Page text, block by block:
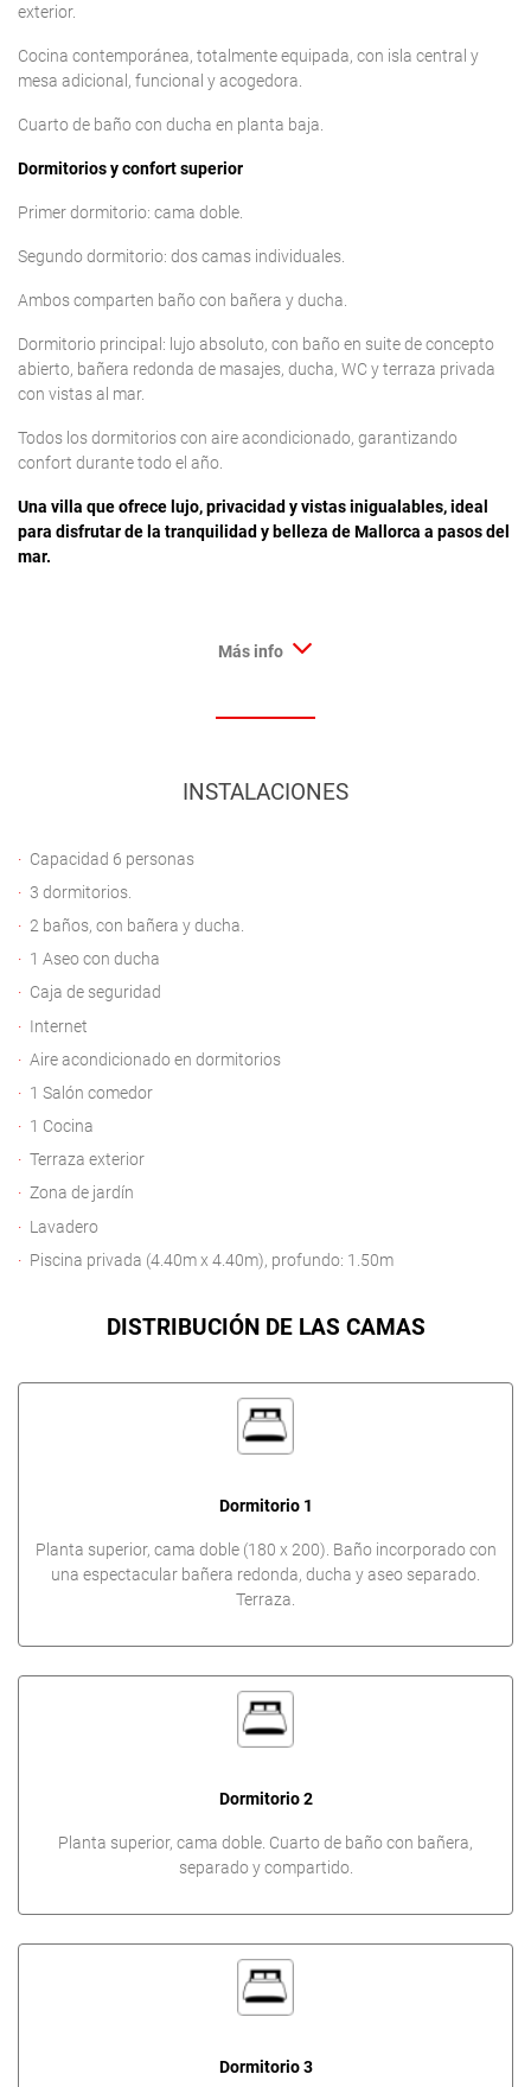
exterior.
Cocina contemporánea, totalmente equipada, con isla central y
mesa adicional, funcional y acogedora.
Cuarto de baño con ducha en planta baja.
Dormitorios y confort superior
Primer dormitorio: cama doble.
Segundo dormitorio: dos camas individuales.
Ambos comparten baño con bañera y ducha.
Dormitorio principal: lujo absoluto, con baño en suite de concepto
abierto, bañera redonda de masajes, ducha, WC y terraza privada
con vistas al mar.
Todos los dormitorios con aire acondicionado, garantizando
confort durante todo el año.
Una villa que ofrece lujo, privacidad y vistas inigualables, ideal
para disfrutar de la tranquilidad y belleza de Mallorca a pasos del
mar.
Más info
INSTALACIONES
Capacidad 6 personas
3 dormitorios.
2 baños, con bañera y ducha.
1 Aseo con ducha
Caja de seguridad
Internet
Aire acondicionado en dormitorios
1 Salón comedor
1 Cocina
Terraza exterior
Zona de jardín
Lavadero
Piscina privada (4.40m x 4.40m), profundo: 1.50m
DISTRIBUCIÓN DE LAS CAMAS
Dormitorio 1
Planta superior, cama doble (180 x 200). Baño incorporado con
una espectacular bañera redonda, ducha y aseo separado.
Terraza.
Dormitorio 2
Planta superior, cama doble. Cuarto de baño con bañera,
separado y compartido.
Dormitorio 3